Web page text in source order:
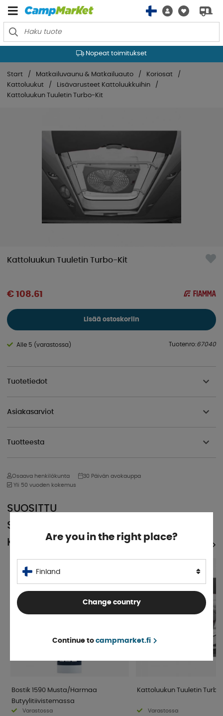
Nopeat toimitukset
Start Matkailuvaunu & Matkailuauto
Koriosat
Kattoluukut
Lisävarusteet Kattoluukkuihin
Kattoluukun Tuuletin Turbo-Kit
Kattoluukun Tuuletin Turbo-Kit
€ 108.61
Lisää ostoskoriin
Alle 5 (varastossa) Tuotenro:67040
Tuotetiedot
Asiakasarviot
Tuotteesta
Osaava henkilökunta
30 Päivän avokauppa
Yli 50 vuoden kokemus
SUOSITTU
SAMASSA
KATEGORIASSA
KATSO KAIKKI TUOTTEET
Bostik 1590 Musta/Harmaa
Butyylitiivistemassa
Varastossa
Kattoluukun Tuuletin
Varastossa
Are you in the right place?
Finland
Change country
Continue to campmarket.fi